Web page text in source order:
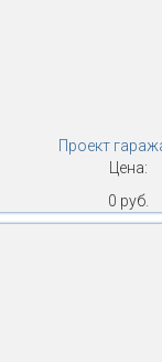
Проект
Цена:
0 руб.